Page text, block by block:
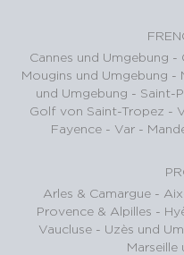
Cannes und Umgebung -
Mougins und Umgebung -
und Umgebung - Saint-
Golf von Saint-Tropez -
Fayence - Var -
Arles & Camargue -
Provence & Alpilles -
Vaucluse - Uzès und
Marseille